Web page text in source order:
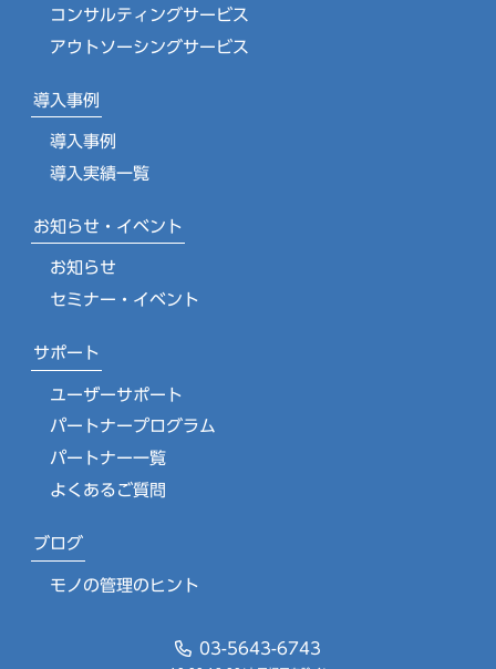
コンサルティングサービス
アウトソーシングサービス
導入事例
導入事例
導入実績一覧
お知らせ・イベント
お知らせ
セミナー・イベント
サポート
ユーザーサポート
パートナープログラム
パートナー一覧
よくあるご質問
ブログ
モノの管理のヒント
03-5643-6743